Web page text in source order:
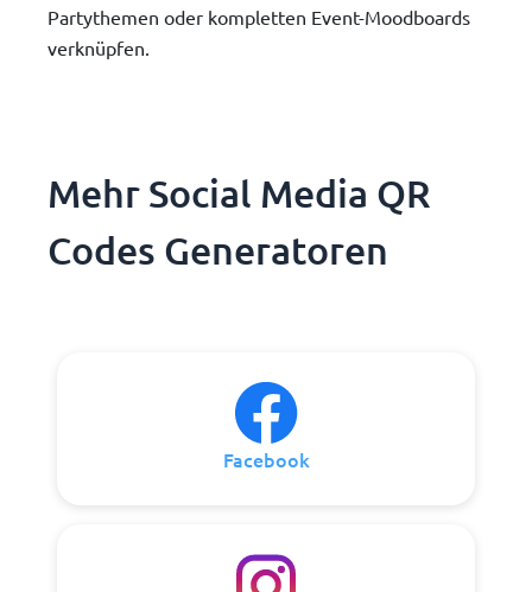
Partythemen oder kompletten Event-Moodboards
verknüpfen.
Mehr Social Media QR
Codes Generatoren
Facebook